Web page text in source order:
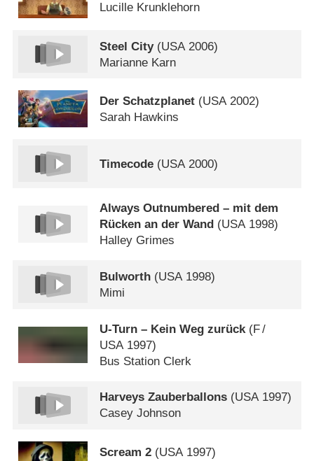
Lucille Krunklehorn
Steel City(USA 2006)
Marianne Karn
Der Schatzplanet (USA2002)
Sarah Hawkins
Timecode (USA 2000)
Always Outnumbered – mit dem
Rücken an der Wand (USA1998)
Halley Grimes
Bulworth (USA 1998)
Mimi
U-Turn – Kein Weg zurück (F/
USA 1997)
Bus Station Clerk
Harveys Zauberballons (USA1997)
Casey Johnson
Scream 2 (USA 1997)